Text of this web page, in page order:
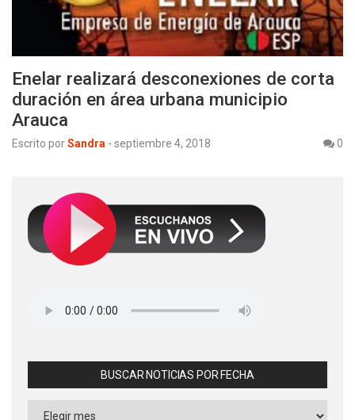
Enelar realizará desconexiones de corta
duración en área urbana municipio
Arauca
Escrito porSandra - septiembre 4, 2018 0
BUSCAR NOTICIAS POR FECHA
Buscar